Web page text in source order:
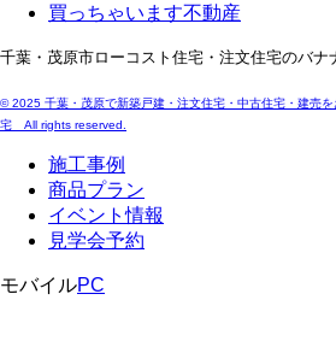
買っちゃいます不動産
千葉・茂原市ローコスト住宅・注文住宅のバナ
© 2025 千葉・茂原で新築戸建・注文住宅・中古住宅・建売
宅 All rights reserved.
施工事例
商品プラン
イベント情報
見学会予約
モバイルPC